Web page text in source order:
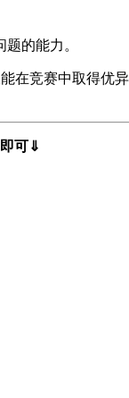
的能力。
在竞赛中取得优
可⇓